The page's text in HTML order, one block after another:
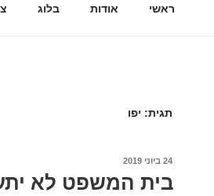
ראשי אודות בלוג
תגית: יפו
פורסם
24 ביוני 2019
בית המשפט לא